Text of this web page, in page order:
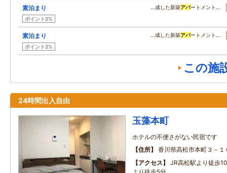
素泊まり
ポイント2%
…成した新築アパートメント…
素泊まり
ポイント2%
…成した新築アパートメント…
この施
24時間出入自由
玉藻本町
ホテルの不便さがない民宿です
住所
香川県高松市本町３－１
アクセス
JR高松駅より徒歩